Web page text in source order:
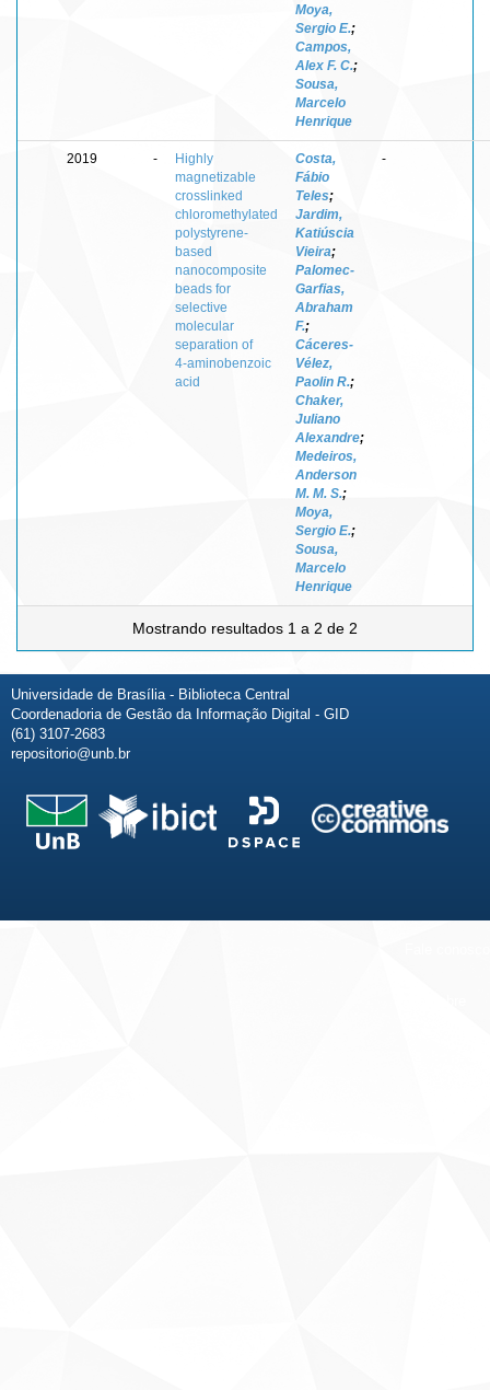
Moya,
Sergio E.;
Campos,
Alex F. C.;
Sousa,
Marcelo
Henrique
2019 -
Highly
magnetizable
crosslinked
chloromethylated
polystyrene-
based
nanocomposite
beads for
selective
molecular
separation of
4‑aminobenzoic
acid
Costa,
Fábio
Teles;
Jardim,
Katiúscia
Vieira;
Palomec-
Garfias,
Abraham
F.;
Cáceres-
Vélez,
Paolin R.;
Chaker,
Juliano
Alexandre;
Medeiros,
Anderson
M. M. S.;
Moya,
Sergio E.;
Sousa,
Marcelo
Henrique
-
Mostrando resultados 1 a 2 de 2
Universidade de Brasília - Biblioteca Central
Coordenadoria de Gestão da Informação Digital - GID
(61) 3107-2683
repositorio@unb.br